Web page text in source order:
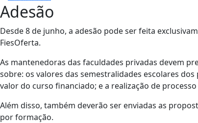
Adesão
Desde 8 de junho, a adesão pode ser feita
FiesOferta.
As mantenedoras das faculdades privadas devem
sobre: os valores das semestralidades escolares
valor do curso financiado; e a realização de
Além disso, também deverão ser enviadas as
por formação.